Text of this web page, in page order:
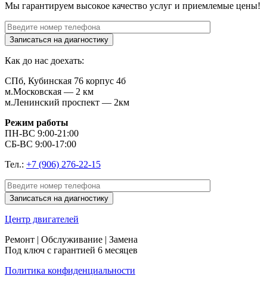
Мы гарантируем высокое качество услуг и приемлемые цены!
Как до нас доехать:
СПб, Кубинская 76 корпус 4б
м.Московская — 2 км
м.Ленинский проспект — 2км
Режим работы
ПН-ВС 9:00-21:00
СБ-ВС 9:00-17:00
Тел.: +7 (906) 276-22-15
Центр двигателей
Ремонт | Обслуживание | Замена
Под ключ с гарантией 6 месяцев
Политика конфиденциальности